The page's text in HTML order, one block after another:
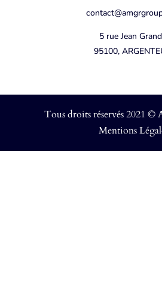
5 rue Jean
95100,
Tous droits réservés 2021 ©
Mentions